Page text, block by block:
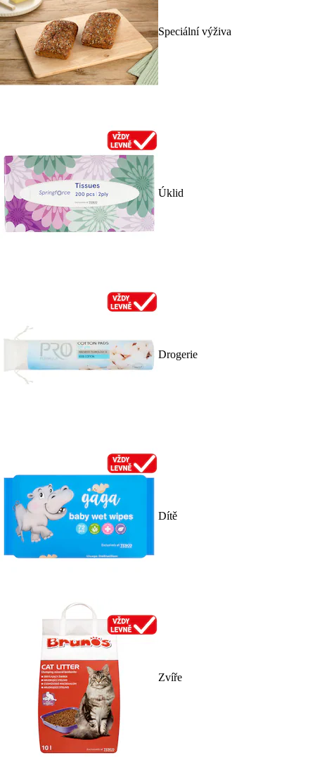
Speciální výživa
Úklid
Drogerie
Dítě
Zvíře